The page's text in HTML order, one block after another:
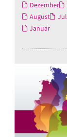
Dezember
August
Januar